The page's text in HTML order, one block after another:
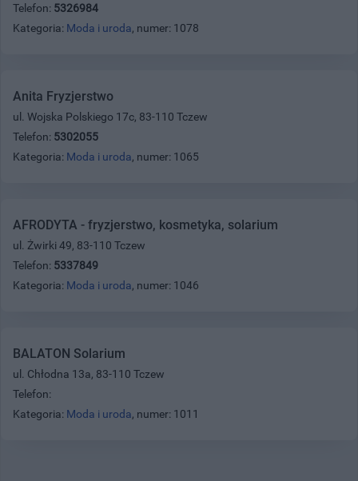
Telefon: 5326984
Kategoria: Moda i uroda, numer: 1078
Anita Fryzjerstwo
ul. Wojska Polskiego 17c, 83-110 Tczew
Telefon: 5302055
Kategoria: Moda i uroda, numer: 1065
AFRODYTA - fryzjerstwo, kosmetyka, solarium
ul. Żwirki 49, 83-110 Tczew
Telefon: 5337849
Kategoria: Moda i uroda, numer: 1046
BALATON Solarium
ul. Chłodna 13a, 83-110 Tczew
Telefon:
Kategoria: Moda i uroda, numer: 1011